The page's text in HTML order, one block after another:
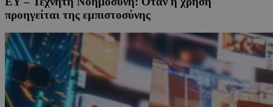
προηγείται της εμπιστοσύνης